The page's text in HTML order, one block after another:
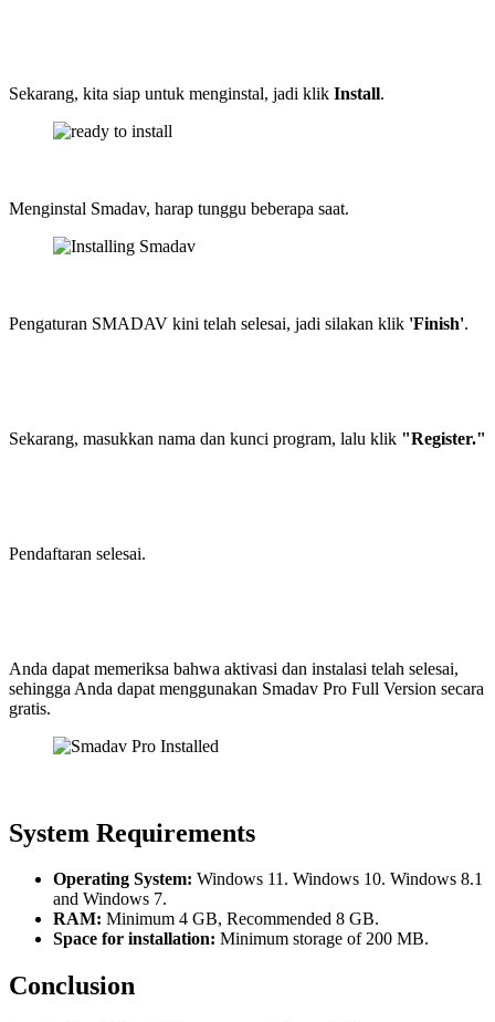
Sekarang, kita siap untuk menginstal, jadi klik Install.
Menginstal Smadav, harap tunggu beberapa saat.
Pengaturan SMADAV kini telah selesai, jadi silakan klik 'Finish'.
Sekarang, masukkan nama dan kunci program, lalu klik "Register."
Pendaftaran selesai.
Anda dapat memeriksa bahwa aktivasi dan instalasi telah selesai,
sehingga Anda dapat menggunakan Smadav Pro Full Version secara
gratis.
System Requirements
Operating System: Windows 11. Windows 10. Windows 8.1
and Windows 7.
RAM: Minimum 4 GB, Recommended 8 GB.
Space for installation: Minimum storage of 200 MB.
Conclusion